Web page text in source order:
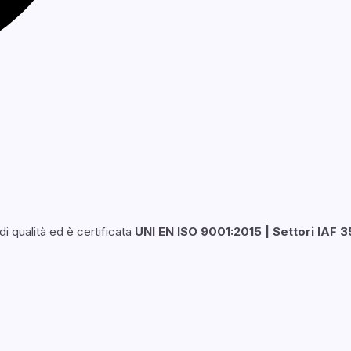
qualità ed è certificata UNI EN ISO 9001:2015 | Settori IAF